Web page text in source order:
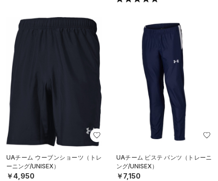
UAチーム ウーブンショーツ（トレ
ーニング/UNISEX）
￥4,950
UAチーム ピステ パンツ（トレーニ
ング/UNISEX）
￥7,150